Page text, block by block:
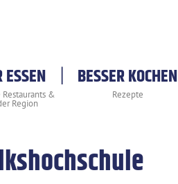
ESSEN BESSER KOCHEN